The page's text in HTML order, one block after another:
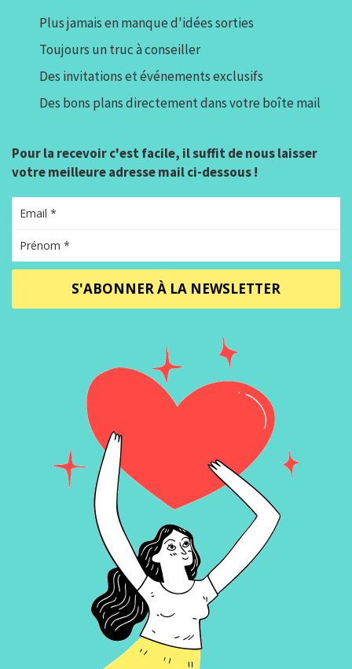
Plus jamais en manque d'idées sorties
Toujours un truc à conseiller
Des invitations et événements exclusifs
Des bons plans directement dans votre boîte mail
Pour la recevoir c'est facile, il suffit de nous laisser
votre meilleure adresse mail ci-dessous !
S'ABONNER À LA NEWSLETTER